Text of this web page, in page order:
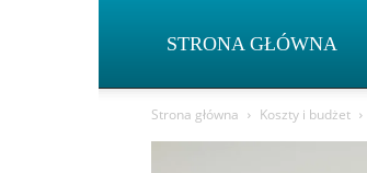
STRONA GŁÓWNA
Strona główna Koszty i budżet